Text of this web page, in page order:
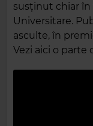
susținut chiar
Universitare.
asculte, în
Vezi aici o parte